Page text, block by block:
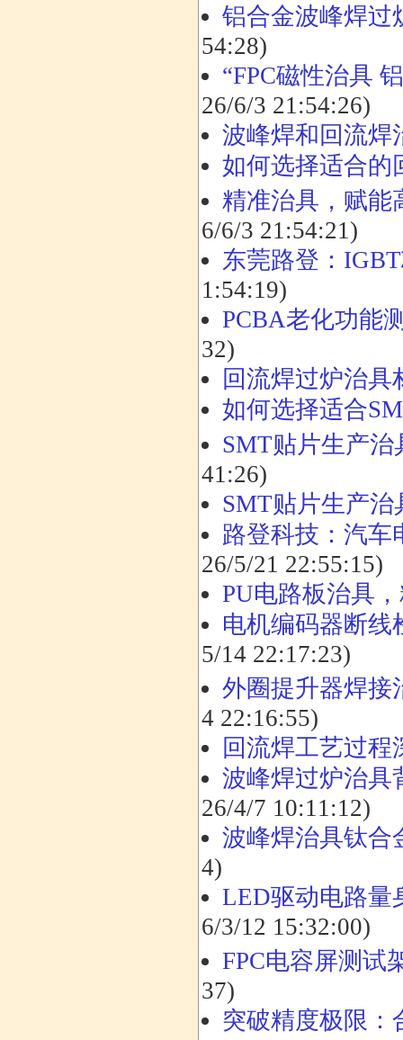
铝合金波峰焊过
54:28)
“FPC磁性治具
26/6/3 21:54:26)
波峰焊和回流焊
如何选择适合的
精准治具，赋能
6/6/3 21:54:21)
东莞路登：
1:54:19)
PCBA老化功能
32)
回流焊过炉治具
如何选择适合
SMT贴片生产
41:26)
SMT贴片生产治
路登科技：汽车
26/5/21 22:55:15)
PU电路板治具
电机编码器断线
5/14 22:17:23)
外圈提升器焊接
4 22:16:55)
回流焊工艺过程
波峰焊过炉治具
26/4/7 10:11:12)
波峰焊治具钛合
4)
LED驱动电路量
6/3/12 15:32:00)
FPC电容屏测试
37)
突破精度极限：